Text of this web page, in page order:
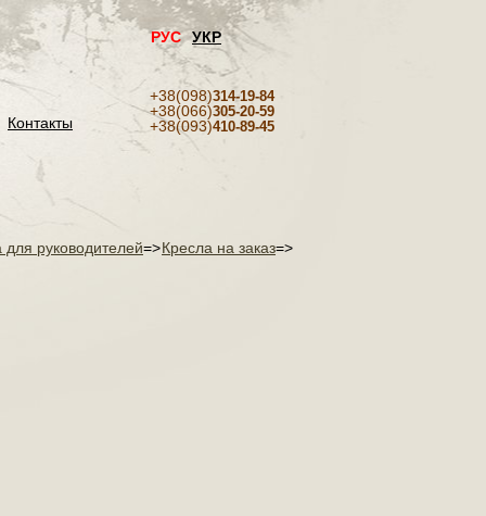
РУС УКР
Контакты
+38(098)314-19-84
+38(066)305-20-59
+38(093)410-89-45
для руководителей=>Кресла на заказ=>